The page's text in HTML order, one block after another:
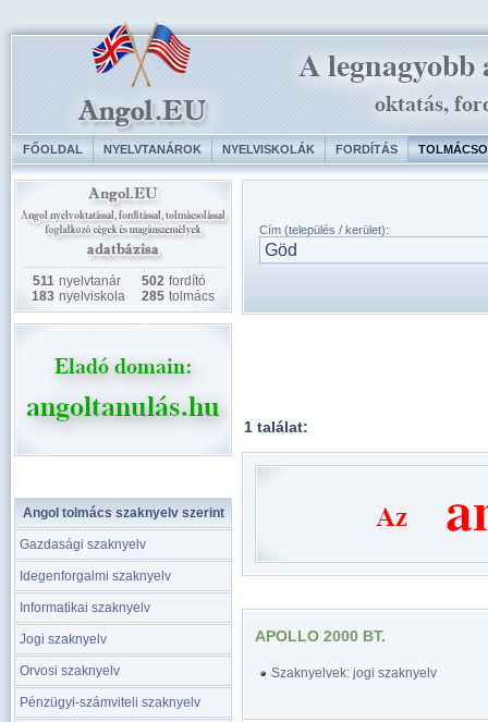
FŐOLDAL NYELVTANÁROK NYELVISKOLÁK FORDÍTÁS
511 nyelvtanár 502 fordító
183 nyelviskola 285 tolmács
Angol tolmács szaknyelv szerint
Gazdasági szaknyelv
Idegenforgalmi szaknyelv
Informatikai szaknyelv
Jogi szaknyelv
Orvosi szaknyelv
Pénzügyi-számviteli szaknyelv
Cím (település / kerület):
1 találat:
APOLLO 2000 BT.
Szaknyelvek: jogi szaknyelv